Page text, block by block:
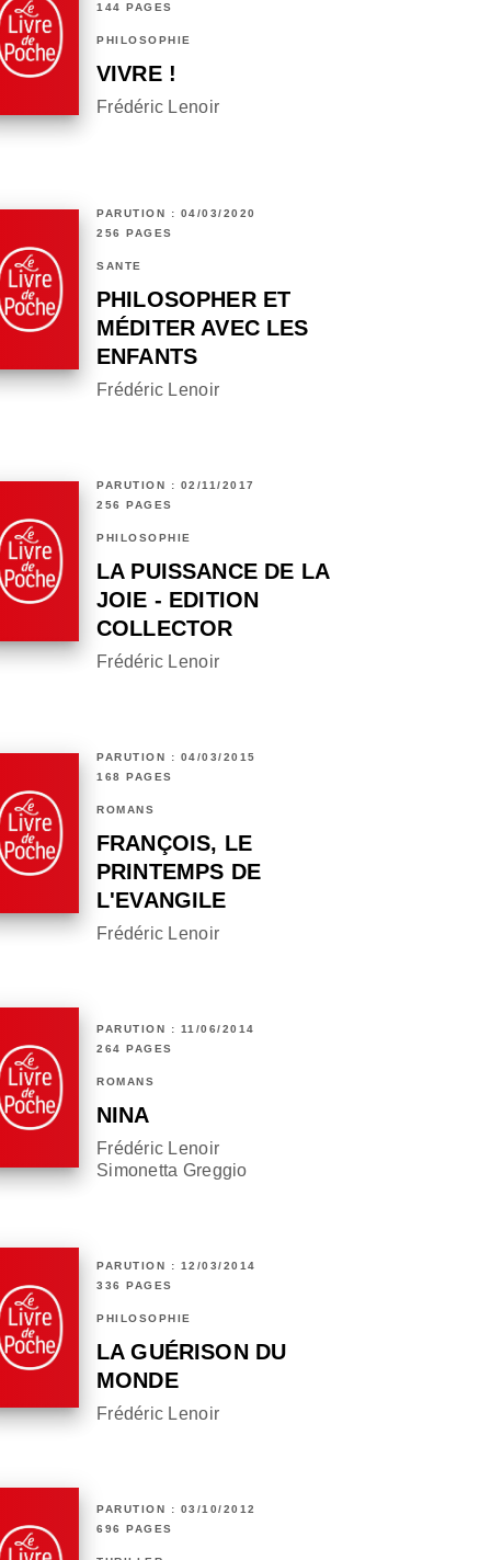
144 PAGES
PHILOSOPHIE
VIVRE !
Frédéric Lenoir
PARUTION : 04/03/2020
256 PAGES
SANTÉ
PHILOSOPHER ET
MÉDITER AVEC LES
ENFANTS
Frédéric Lenoir
PARUTION : 02/11/2017
256 PAGES
PHILOSOPHIE
LA PUISSANCE DE LA
JOIE - EDITION
COLLECTOR
Frédéric Lenoir
PARUTION : 04/03/2015
168 PAGES
ROMANS
FRANÇOIS, LE
PRINTEMPS DE
L'EVANGILE
Frédéric Lenoir
PARUTION : 11/06/2014
264 PAGES
ROMANS
NINA
Frédéric Lenoir
Simonetta Greggio
PARUTION : 12/03/2014
336 PAGES
PHILOSOPHIE
LA GUÉRISON DU
MONDE
Frédéric Lenoir
PARUTION : 03/10/2012
696 PAGES